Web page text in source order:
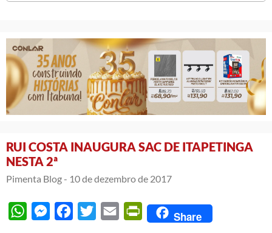
RUI COSTA INAUGURA SAC DE ITAPETINGA
NESTA 2ª
Pimenta Blog - 10 de dezembro de 2017
WhatsAppMessengerFacebook
Twitter Email PrintFriendly
Share